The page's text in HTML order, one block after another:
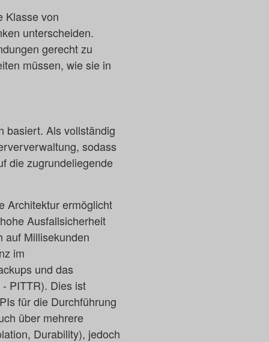
Klasse von
unterscheiden.
gerecht zu
müssen, wie sie in
basiert. Als vollständig
sodass
die zugrundeliegende
Architektur ermöglicht
Ausfallsicherheit
auf Millisekunden
im
und das
PITTR). Dies ist
für die Durchführung
über mehrere
Durability), jedoch